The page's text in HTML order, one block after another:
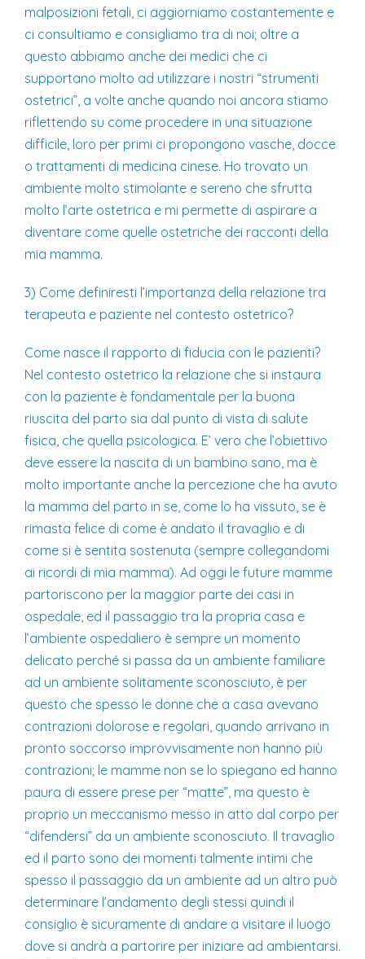
malposizioni fetali, ci aggiorniamo costantemente e
ci consultiamo e consigliamo tra di noi; oltre a
questo abbiamo anche dei medici che ci
supportano molto ad utilizzare i nostri “strumenti
ostetrici”, a volte anche quando noi ancora stiamo
riflettendo su come procedere in una situazione
difficile, loro per primi ci propongono vasche, docce
o trattamenti di medicina cinese. Ho trovato un
ambiente molto stimolante e sereno che sfrutta
molto l’arte ostetrica e mi permette di aspirare a
diventare come quelle ostetriche dei racconti della
mia mamma.
3) Come definiresti l’importanza della relazione tra
terapeuta e paziente nel contesto ostetrico?
Come nasce il rapporto di fiducia con le pazienti?
Nel contesto ostetrico la relazione che si instaura
con la paziente è fondamentale per la buona
riuscita del parto sia dal punto di vista di salute
fisica, che quella psicologica. E’ vero che l’obiettivo
deve essere la nascita di un bambino sano, ma è
molto importante anche la percezione che ha avuto
la mamma del parto in se, come lo ha vissuto, se è
rimasta felice di come è andato il travaglio e di
come si è sentita sostenuta (sempre collegandomi
ai ricordi di mia mamma). Ad oggi le future mamme
partoriscono per la maggior parte dei casi in
ospedale, ed il passaggio tra la propria casa e
l’ambiente ospedaliero è sempre un momento
delicato perché si passa da un ambiente familiare
ad un ambiente solitamente sconosciuto, è per
questo che spesso le donne che a casa avevano
contrazioni dolorose e regolari, quando arrivano in
pronto soccorso improvvisamente non hanno più
contrazioni; le mamme non se lo spiegano ed hanno
paura di essere prese per “matte”, ma questo è
proprio un meccanismo messo in atto dal corpo per
“difendersi” da un ambiente sconosciuto. Il travaglio
ed il parto sono dei momenti talmente intimi che
spesso il passaggio da un ambiente ad un altro può
determinare l’andamento degli stessi quindi il
consiglio è sicuramente di andare a visitare il luogo
dove si andrà a partorire per iniziare ad ambientarsi.